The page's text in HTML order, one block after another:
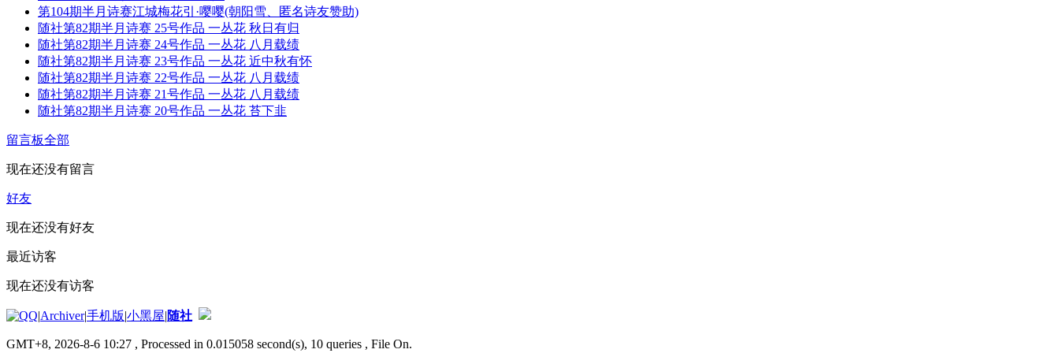
第104期半月诗赛江城梅花引·嘤嘤(朝阳雪、匿名诗友赞助)
随社第82期半月诗赛 25号作品 一丛花 秋日有归
随社第82期半月诗赛 24号作品 一丛花 八月载绩
随社第82期半月诗赛 23号作品 一丛花 近中秋有怀
随社第82期半月诗赛 22号作品 一丛花 八月载绩
随社第82期半月诗赛 21号作品 一丛花 八月载绩
随社第82期半月诗赛 20号作品 一丛花 苔下韭
留言板全部
现在还没有留言
好友
现在还没有好友
最近访客
现在还没有访客
|Archiver|手机版|小黑屋|随社
GMT+8, 2026-8-6 10:27 , Processed in 0.015058 second(s), 10 queries , File On.